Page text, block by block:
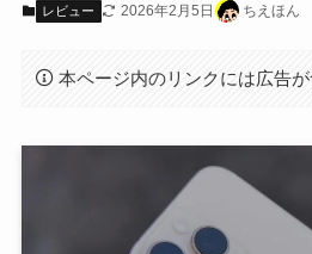
レビュー 2026年2月5日 ちえほん
本ページ内のリンクには広告が